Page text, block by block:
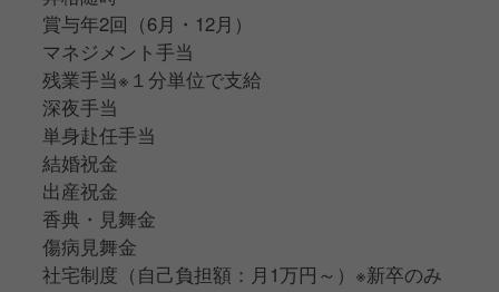
賞与年2回（6月・12月）
マネジメント手当
残業手当※１分単位で支給
深夜手当
単身赴任手当
結婚祝金
出産祝金
香典・見舞金
傷病見舞金
社宅制度（自己負担額：月1万円～）※新卒のみ